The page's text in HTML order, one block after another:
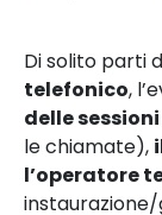
Di solito parti
telefonico,
delle sessioni
le chiamate),
l’operatore